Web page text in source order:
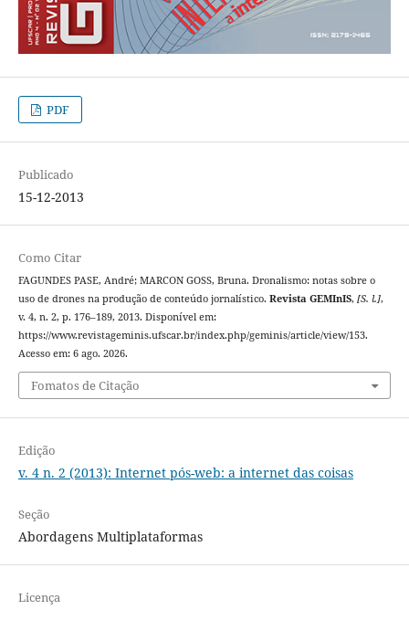
PDF
Publicado
15-12-2013
Como Citar
FAGUNDES PASE, André; MARCON GOSS, Bruna. Dronalismo: notas sobre o
uso de drones na produção de conteúdo jornalístico. Revista GEMInIS, [S. l.],
v. 4, n. 2, p. 176–189, 2013. Disponível em:
https://www.revistageminis.ufscar.br/index.php/geminis/article/view/153.
Acesso em: 6 ago. 2026.
Fomatos de Citação
Edição
v. 4 n. 2 (2013): Internet pós-web: a internet das coisas
Seção
Abordagens Multiplataformas
Licença